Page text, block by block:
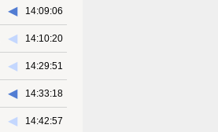
14:09:06
◀︎
14:10:20
◀︎
14:29:51
◀︎
14:33:18
◀︎
14:42:57
◀︎